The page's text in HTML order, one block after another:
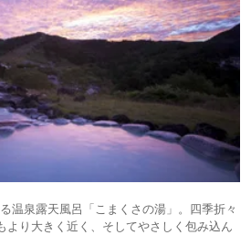
温泉露天風呂「こまくさの湯」。四季折々
より大きく近く、そしてやさしく包み込ん